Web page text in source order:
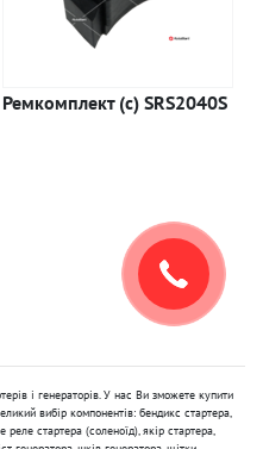
Ремкомплект (c) SRS2040S
і генераторів. У нас Ви зможете купити
вибір компонентів: бендикс стартера,
реле стартера (соленоїд), якір стартера,